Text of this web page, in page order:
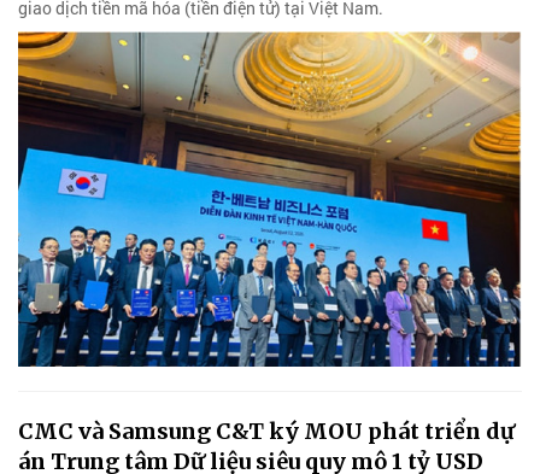
giao dịch tiền mã hóa (tiền điện tử) tại Việt Nam.
CMC và Samsung C&T ký MOU phát triển dự
án Trung tâm Dữ liệu siêu quy mô 1 tỷ USD